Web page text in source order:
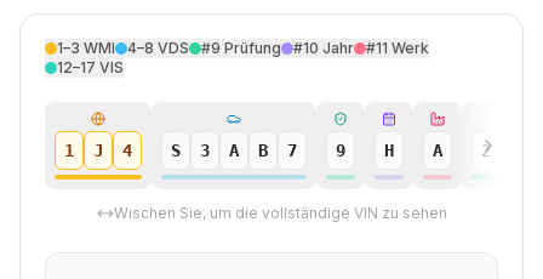
1–3 WMI 4–8 VDS #9 Prüfung #10 Jahr #11 Werk
12–17 VIS
1 J 4 S 3 A B 7 9 H A 2
Wischen Sie, um die vollständige VIN zu sehen